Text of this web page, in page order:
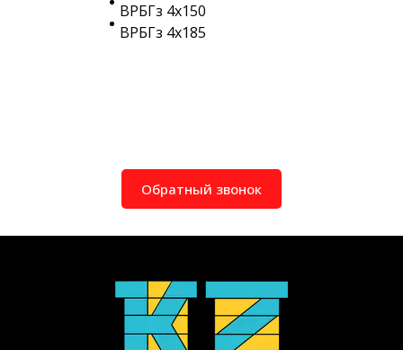
ВРБГз 4х150
ВРБГз 4х185
Обратный звонок